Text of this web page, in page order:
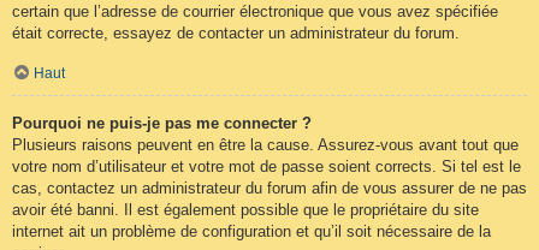
certain que l’adresse de courrier électronique que vous avez spécifiée
était correcte, essayez de contacter un administrateur du forum.
Haut
Pourquoi ne puis-je pas me connecter ?
Plusieurs raisons peuvent en être la cause. Assurez-vous avant tout que
votre nom d’utilisateur et votre mot de passe soient corrects. Si tel est le
cas, contactez un administrateur du forum afin de vous assurer de ne pas
avoir été banni. Il est également possible que le propriétaire du site
internet ait un problème de configuration et qu’il soit nécessaire de la